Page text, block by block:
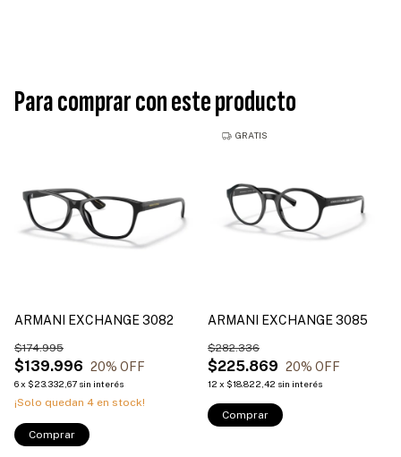
Para comprar con este producto
ARMANI EXCHANGE 3082
$139.996
$174.995
20% OFF
6x $23.332,67 sin interés
¡Solo quedan 4 en stock!
Comprar
GRATIS
ARMANI EXCHANGE 3085
$225.869
$282.336
20% OFF
12 x $18.822,42 sin interés
Comprar